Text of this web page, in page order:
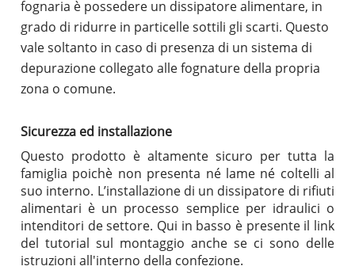
fognaria è possedere un dissipatore alimentare, in
grado di ridurre in particelle sottili gli scarti. Questo
vale soltanto in caso di presenza di un sistema di
depurazione collegato alle fognature della propria
zona o comune.
Sicurezza ed installazione
Questo prodotto è altamente sicuro per tutta la
famiglia poichè non presenta né lame né coltelli al
suo interno. L’installazione di un dissipatore di rifiuti
alimentari è un processo semplice per idraulici o
intenditori de settore. Qui in basso è presente il link
del tutorial sul montaggio anche se ci sono delle
istruzioni all'interno della confezione.